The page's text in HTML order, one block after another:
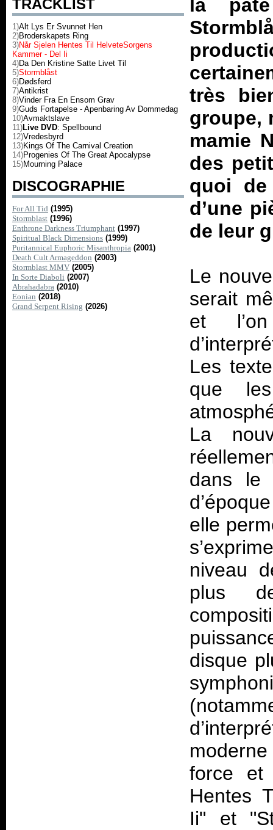
TRACKLIST
1)Alt Lys Er Svunnet Hen
2)Broderskapets Ring
3)Når Sjelen Hentes Til HelveteSorgens
Kammer - Del Ii
4)Da Den Kristine Satte Livet Til
5)Stormblåst
6)Dødsferd
7)Antikrist
8)Vinder Fra En Ensom Grav
9)Guds Fortapelse - Apenbaring Av Dommedag
10)Avmaktslave
11)Live DVD: Spellbound
12)Vredesbyrd
13)Kings Of The Carnival Creation
14)Progenies Of The Great Apocalypse
15)Mourning Palace
DISCOGRAPHIE
For All Tid (1995)
Stormblast (1996)
Enthrone Darkness Triumphant (1997)
Spiritual Black Dimensions (1999)
Puritannical Euphoric Misanthropia (2001)
Death Cult Armageddon (2003)
Stormblast MMV (2005)
In Sorte Diaboli (2007)
Abrahadabra (2010)
Eonian (2018)
Grand Serpent Rising (2026)
la
très
groupe,
mamie
des
quoi de
d’une
de leur
Le
serait
et
Les
que
La
dans le
elle
niveau
plus
disque
force et
Hentes
Ii" et